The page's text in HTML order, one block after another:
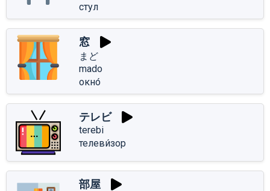
стул
窓
まど
mado
окно́
テレビ
terebi
телеви́зор
部屋